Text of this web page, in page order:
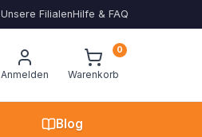
Unsere FilialenHilfe & FAQ
Anmelden Warenkorb
0
Blog